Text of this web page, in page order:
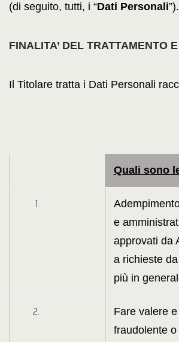
(di seguito, tutti, i “Dati Personali”).
FINALITA’ DEL TRATTAMENTO
Il Titolare tratta i Dati Personali
Quali sono
e
approvati da
a richieste
più in
Fare valere
fraudolente o